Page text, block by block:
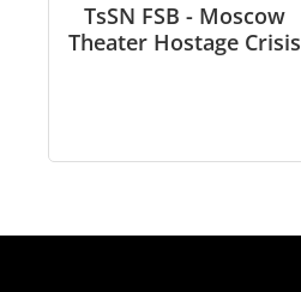
TsSN FSB - Moscow
Theater Hostage Crisis